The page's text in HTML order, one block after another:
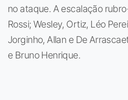
no ataque. A escalação
Rossi; Wesley, Ortiz, Léo
Jorginho, Allan e De
e Bruno Henrique.